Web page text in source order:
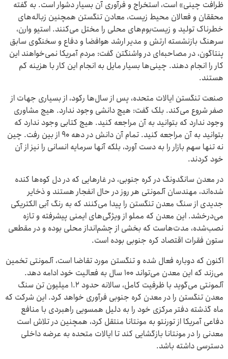
ظرافت چینی» است، استخراج و فرآوری آن بسیار دشوار است. به گفته
محققان و فعالان محیط زیست، معادن تنگستن همچنین زباله‌های
خطرناک تولید و زیست‌بوم‌های محلی را مختل می‌کنند. استیو وارن،
سرهنگ بازنشسته ارتش و مدیر ارشد هوافضا و دفاع و سخنگوی سابق
پنتاگون، در مصاحبه‌ای در واشنگتن گفت: مردم آمریکا نمی‌خواهند این
کار را انجام دهند. چینی‌ها بسیار مایل به انجام این کار با هزینه کم
هستند.
صنعت تنگستن ایالات متحده، پس از سال‌ها رکود، از بسیاری جهات از
صفر شروع می‌کند. بلک گفت: هیچ دانشی وجود ندارد. هیچ مشاوری
وجود ندارد که بتوانید به آن مراجعه کنید. هیچ کتابی وجود ندارد که
بتوانید به آن مراجعه کنید. تمام آن دانش در دهه 90 از بین رفت. چین
نه تنها سهم بازار را به دست آورد، بلکه آنها سرمایه انسانی را نیز از آن
خود کردند.
در معدن سانگدونگ در کره جنوبی، در غارهایی که در دل کوه‌ها کنده
شده‌اند، مهندسان آلمونتی هر روز در حال انفجار هستند و ذخایر
جدیدی از سنگ معدن تنگستن را پیدا می‌کنند که به رنگ آبی الکتریکی
می‌درخشد. این معدن که مملو از ویژگی‌های ایمنی پیشرفته و تازه
نصب‌شده، مدت‌هاست که بخشی از چشم‌انداز محلی بوده و در مقطعی
ستون فقرات اقتصاد کره جنوبی بوده است.
اکنون که دوباره فعال شده و تنگستن مورد تقاضا است، آلمونتی تخمین
می‌زند که این معدن می‌تواند 100 سال به فعالیت خود ادامه دهد.
آلمونتی می‌گوید با ظرفیت کامل، سالانه حدود ۱.۲ میلیون تن سنگ
معدن تنگستن را در معدن کره جنوبی فرآوری خواهد کرد. این شرکت که
ماه گذشته دفتر مرکزی خود را به دلیل همسویی راهبردی با منافع
دفاعی آمریکا از تورنتو به مونتانا منتقل کرد، همچنین در تلاش است
معدنی را در مونتانا بازگشایی کند تا ایالات متحده به عرضه داخلی
دسترسی داشته باشد.